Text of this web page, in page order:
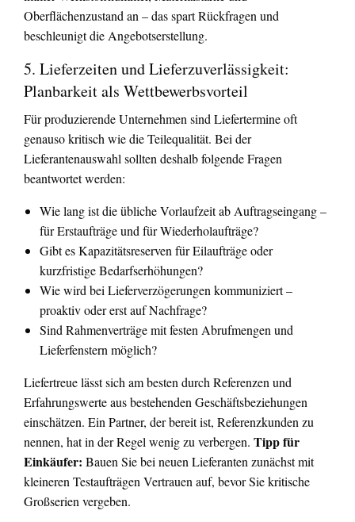
Oberflächenzustand an – das spart Rückfragen und
beschleunigt die Angebotserstellung.
5. Lieferzeiten und Lieferzuverlässigkeit:
Planbarkeit als Wettbewerbsvorteil
Für produzierende Unternehmen sind Liefertermine oft
genauso kritisch wie die Teilequalität. Bei der
Lieferantenauswahl sollten deshalb folgende Fragen
beantwortet werden:
Wie lang ist die übliche Vorlaufzeit ab Auftragseingang –
für Erstaufträge und für Wiederholaufträge?
Gibt es Kapazitätsreserven für Eilaufträge oder
kurzfristige Bedarfserhöhungen?
Wie wird bei Lieferverzögerungen kommuniziert –
proaktiv oder erst auf Nachfrage?
Sind Rahmenverträge mit festen Abrufmengen und
Lieferfenstern möglich?
Liefertreue lässt sich am besten durch Referenzen und
Erfahrungswerte aus bestehenden Geschäftsbeziehungen
einschätzen. Ein Partner, der bereit ist, Referenzkunden zu
nennen, hat in der Regel wenig zu verbergen. Tipp für
Einkäufer: Bauen Sie bei neuen Lieferanten zunächst mit
kleineren Testaufträgen Vertrauen auf, bevor Sie kritische
Großserien vergeben.